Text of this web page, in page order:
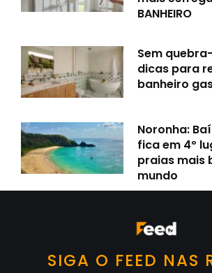
BANHEIRO
Sem
dicas para
banheiro
Noronha:
fica em 4º
praias mais
mundo
SIGA O FEED NAS